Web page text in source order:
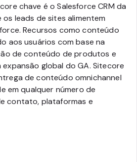
chave é o Salesforce CRM da
leads de sites alimentem
Recursos como conteúdo
aos usuários com base na
de conteúdo de produtos e
global do GA. Sitecore
de conteúdo omnichannel
em qualquer número de
contato, plataformas e